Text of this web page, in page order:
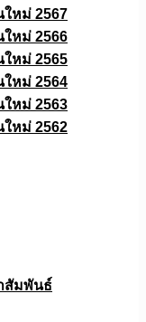
หม่ 2567
หม่ 2566
หม่ 2565
หม่ 2564
หม่ 2563
หม่ 2562
สัมพันธ์